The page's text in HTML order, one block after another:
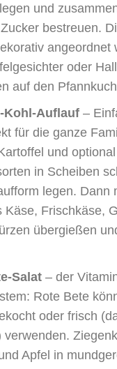
und
bestreuen.
angeordnet
oder
auf den
Kohl-Auflauf–
für die ganze
und
in Scheiben
legen. Dann
Käse, Frischkäse,
übergießen
Salat– der
Rote Bete
oder frisch
verwenden.
Apfel in